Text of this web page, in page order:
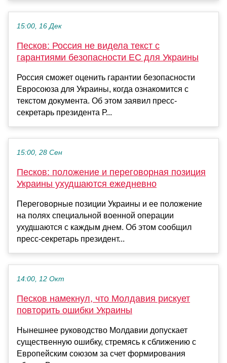
15:00, 16 Дек
Песков: Россия не видела текст с
гарантиями безопасности ЕС для Украины
Россия сможет оценить гарантии безопасности
Евросоюза для Украины, когда ознакомится с
текстом документа. Об этом заявил пресс-
секретарь президента Р...
15:00, 28 Сен
Песков: положение и переговорная позиция
Украины ухудшаются ежедневно
Переговорные позиции Украины и ее положение
на полях специальной военной операции
ухудшаются с каждым днем. Об этом сообщил
пресс-секретарь президент...
14:00, 12 Окт
Песков намекнул, что Молдавия рискует
повторить ошибки Украины
Нынешнее руководство Молдавии допускает
существенную ошибку, стремясь к сближению с
Европейским союзом за счет формирования